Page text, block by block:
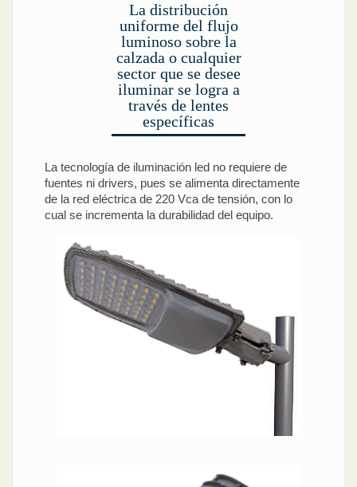
La distribución
uniforme del flujo
luminoso sobre la
calzada o cualquier
sector que se desee
iluminar se logra a
través de lentes
específicas
La tecnología de iluminación led no requiere de
fuentes ni drivers, pues se alimenta directamente
de la red eléctrica de 220 Vca de tensión, con lo
cual se incrementa la durabilidad del equipo.